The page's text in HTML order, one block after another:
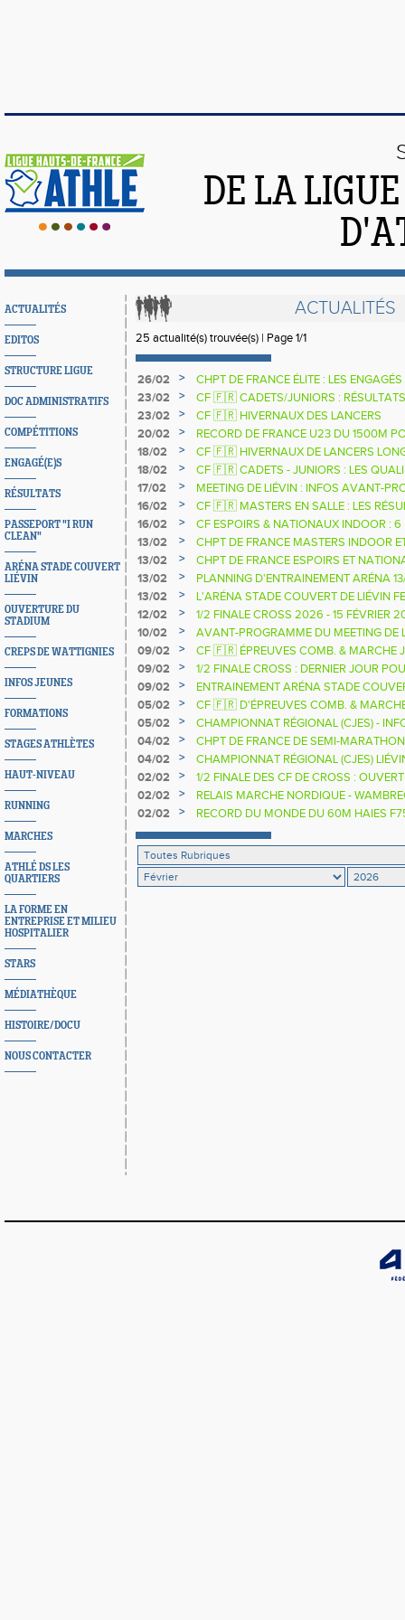
DE LA
ACTUALITÉS
EDITOS
STRUCTURE LIGUE
DOC ADMINISTRATIFS
COMPÉTITIONS
ENGAGÉ(E)S
RÉSULTATS
PASSEPORT "I RUN
CLEAN"
ARÉNA STADE COUVERT
LIÉVIN
OUVERTURE DU
STADIUM
CREPS DE WATTIGNIES
INFOS JEUNES
FORMATIONS
STAGES ATHLÈTES
HAUT-NIVEAU
RUNNING
MARCHES
ATHLÉ DS LES
QUARTIERS
LA FORME EN
ENTREPRISE ET MILIEU
HOSPITALIER
STARS
MÉDIATHÈQUE
HISTOIRE/DOCU
NOUS CONTACTER
ACTUALITÉS
25 actualité(s) trouvée(s) | Page 1/1
26/02 >
CHPT DE FRANCE ÉLITE : LES ENGAGÉS
23/02
>
CF 🇫🇷 CADETS/JUNIORS : RÉSULTATS
23/02
>
CF 🇫🇷 HIVERNAUX DES LANCERS
20/02
>
RECORD DE FRANCE U23 DU 1500M
18/02
>
CF 🇫🇷 HIVERNAUX DE LANCERS
18/02
>
CF 🇫🇷 CADETS - JUNIORS : LES
17/02
>
MEETING DE LIÉVIN : INFOS AVANT-
16/02
>
CF 🇫🇷 MASTERS EN SALLE : LES
16/02
>
CF ESPOIRS & NATIONAUX INDOOR : 6
13/02
>
CHPT DE FRANCE MASTERS INDOOR
13/02
>
CHPT DE FRANCE ESPOIRS ET
13/02
>
PLANNING D'ENTRAINEMENT ARÉNA
13/02
>
L'ARÉNA STADE COUVERT DE LIÉVIN
FÉVRIER
12/02 >
1/2 FINALE CROSS 2026 - 15 FÉVRIER
10/02
>
AVANT-PROGRAMME DU MEETING DE
09/02
>
CF 🇫🇷 ÉPREUVES COMB. & MARCHE
RÉSULTATS
09/02 >
1/2 FINALE CROSS : DERNIER JOUR
ATHLÈTES
09/02 >
ENTRAINEMENT ARÉNA STADE
05/02
>
CF 🇫🇷 D'ÉPREUVES COMB. &
05/02
>
CHAMPIONNAT RÉGIONAL (CJES) -
04/02
>
CHPT DE FRANCE DE SEMI-
RECHERCHE OFFICELS
04/02 >
CHAMPIONNAT RÉGIONAL (CJES)
02/02
>
1/2 FINALE DES CF DE CROSS :
02/02
>
RELAIS MARCHE NORDIQUE -
02/02
> RECORD DU MONDE DU 60M HAIES